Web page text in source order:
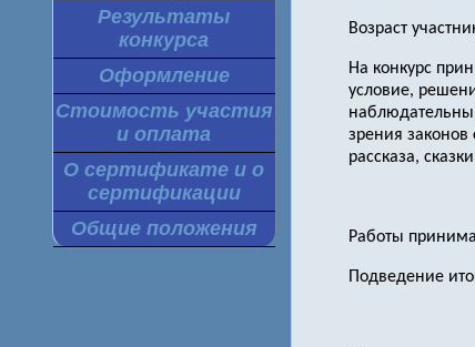
Результаты
конкурса
Оформление
Стоимость участия
и оплата
О сертификате и о
сертификации
Общие положения
Возраст
На конкурс
условие,
зрения
рассказа,
Работы
Подведение